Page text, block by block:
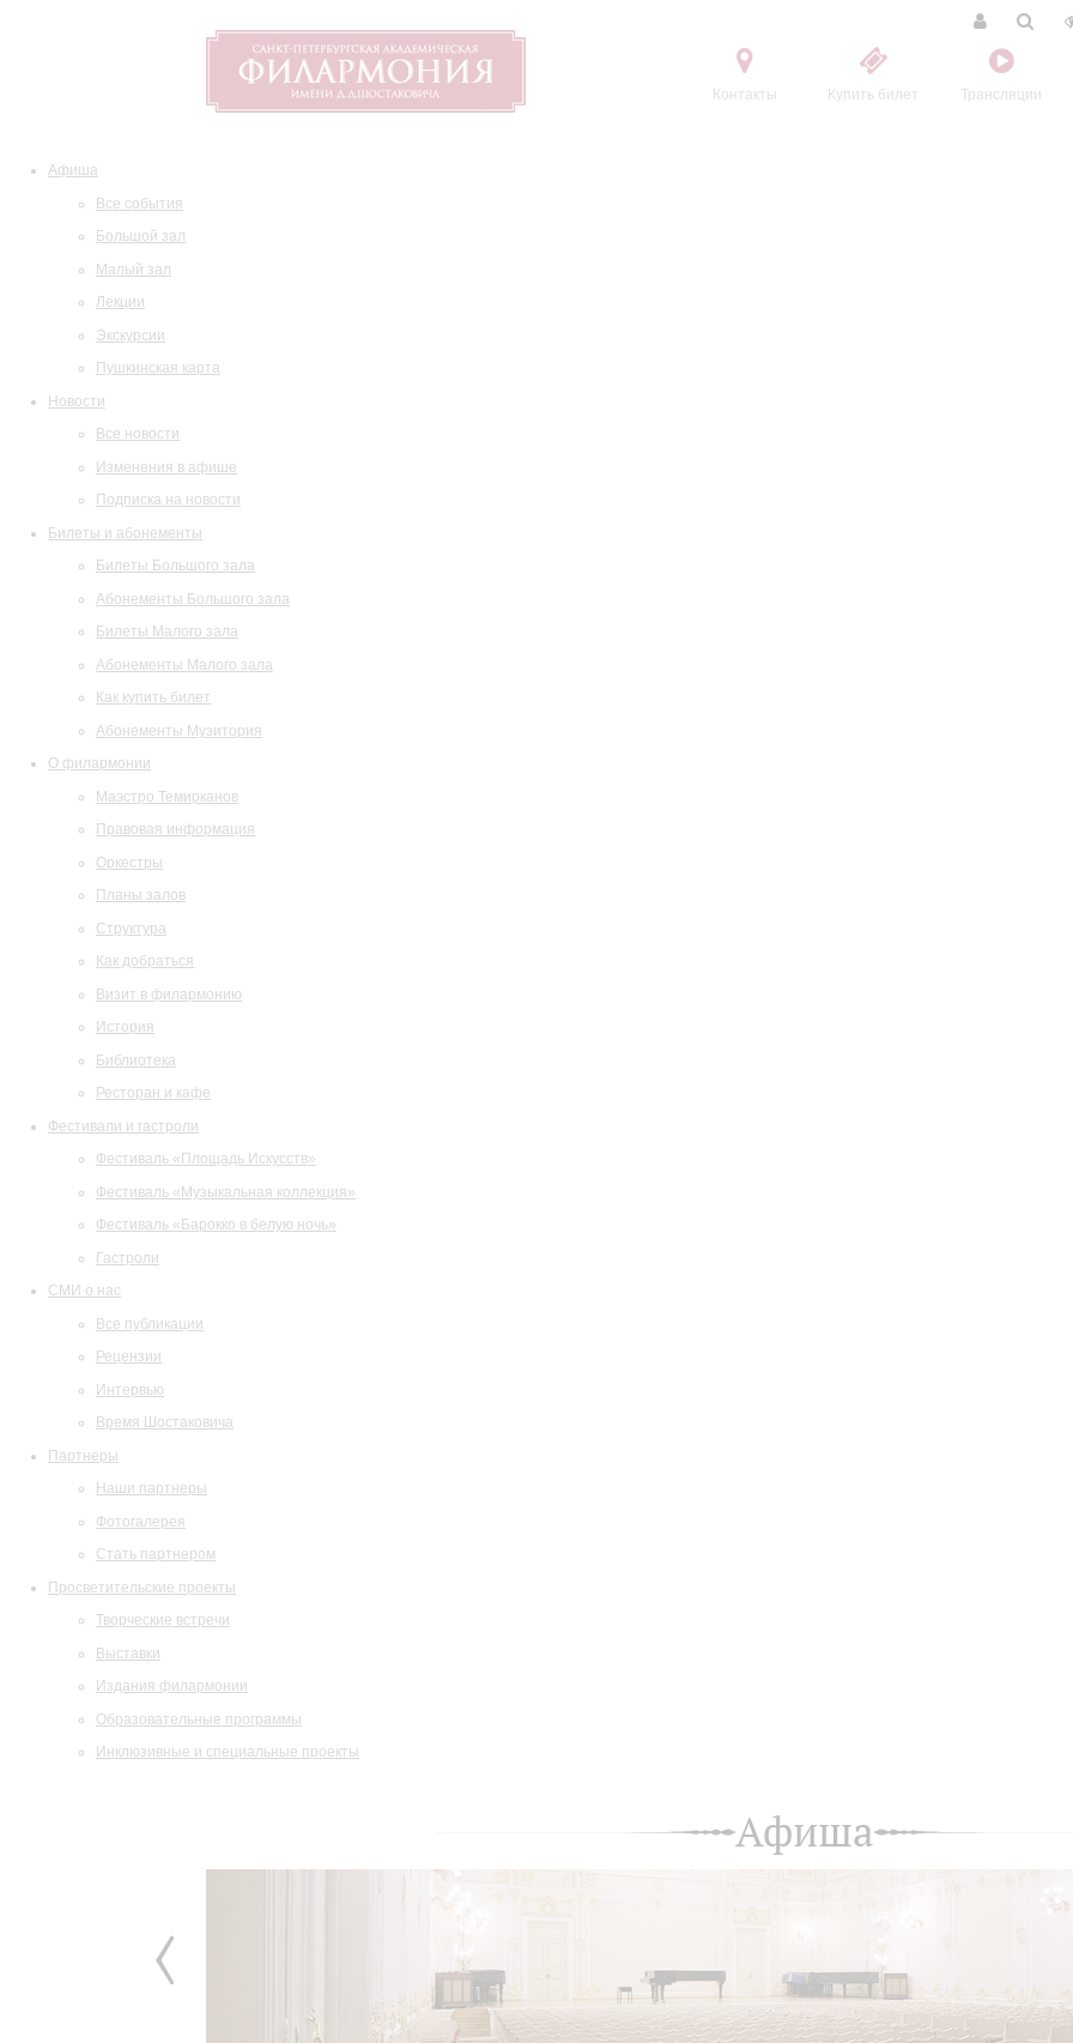
Контакты Купить билет Трансляции
Афиша
Все события
Большой зал
Малый зал
Лекции
Экскурсии
Пушкинская карта
Новости
Все новости
Изменения в афише
Подписка на новости
Билеты и абонементы
Билеты Большого зала
Абонементы Большого зала
Билеты Малого зала
Абонементы Малого зала
Как купить билет
Абонементы Музитория
О филармонии
Маэстро Темирканов
Правовая информация
Оркестры
Планы залов
Структура
Как добраться
Визит в филармонию
История
Библиотека
Ресторан и кафе
Фестивали и гастроли
Фестиваль «Площадь Искусств»
Фестиваль «Музыкальная коллекция»
Фестиваль «Барокко в белую ночь»
Гастроли
СМИ о нас
Все публикации
Рецензии
Интервью
Время Шостаковича
Партнеры
Наши партнеры
Фотогалерея
Стать партнером
Просветительские проекты
Творческие встречи
Выставки
Издания филармонии
Образовательные программы
Инклюзивные и специальные проекты
Афиша